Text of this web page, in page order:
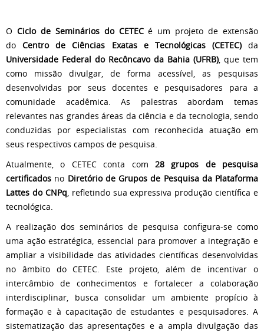
O Ciclo de Seminários do CETECé um projeto de extensão
doCentro de Ciências Exatas e Tecnológicas (CETEC)da
Universidade Federal do Recôncavo da Bahia (UFRB), que tem
como missão divulgar, de forma acessível, as pesquisas
desenvolvidas por seus docentes e pesquisadores para a
comunidade acadêmica. As palestras abordam temas
relevantes nas grandes áreas da ciência e da tecnologia, sendo
conduzidas por especialistas com reconhecida atuação em
seus respectivos campos de pesquisa.
Atualmente, o CETEC conta com 28 grupos de pesquisa
certificados no Diretório de Grupos de Pesquisa da Plataforma
Lattes do CNPq , refletindo sua expressiva produção científica e
tecnológica.
A realização dos seminários de pesquisa configura-se como
uma ação estratégica, essencial para promover a integração e
ampliar a visibilidade das atividades científicas desenvolvidas
no âmbito do CETEC. Este projeto, além de incentivar o
intercâmbio de conhecimentos e fortalecer a colaboração
interdisciplinar, busca consolidar um ambiente propício à
formação e à capacitação de estudantes e pesquisadores. A
sistematização das apresentações e a ampla divulgação das